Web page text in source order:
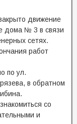
движение
дома № 3 в связи
сетях.
работ
по ул.
в обратном
со
и